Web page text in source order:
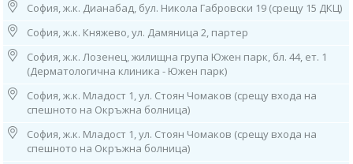
3. София, ж.к. “Гоце Делчев”, ул. “Костенски Водопад”, бл. 242 (срещу
29 ДКЦ)
тел: 0884 011 499
Работно време: 08.00ч до 16.00ч /от понеделник до петък/
4. София, ж.к. "Гео Милев", ул. „Александър фон Хумболт“ 23
(срещу 22 ДКЦ, х-л Плиска),
тел: 0886 55 38 95
Работно време:
08.00ч до 16.00ч /от понеделник до петък/
София, ж.к. Дианабад, бул. Никола Габровски 19 (срещу 15 ДКЦ)
София, ж.к. Княжево, ул. Дамяница 2, партер
София, ж.к. Лозенец, жилищна група Южен парк, бл. 44, ет. 1
(Дерматологична клиника - Южен парк)
София, ж.к. Младост 1, ул. Стоян Чомаков (срещу входа на
спешното на Окръжна болница)
София, ж.к. Младост 1, ул. Стоян Чомаков (срещу входа на
спешното на Окръжна болница)